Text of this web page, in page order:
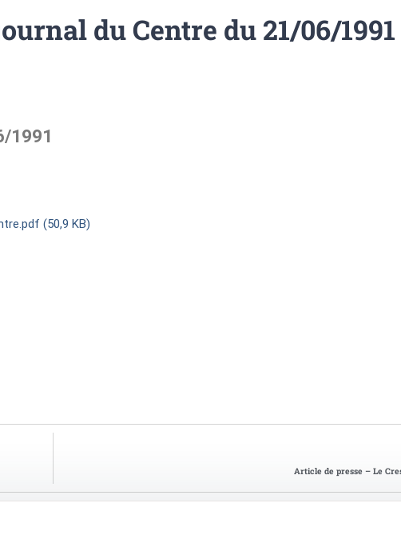
du Centre du 21/06/1991
1991
(50,9 KB)
Article de presse – Le